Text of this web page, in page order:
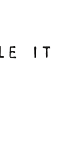
IT